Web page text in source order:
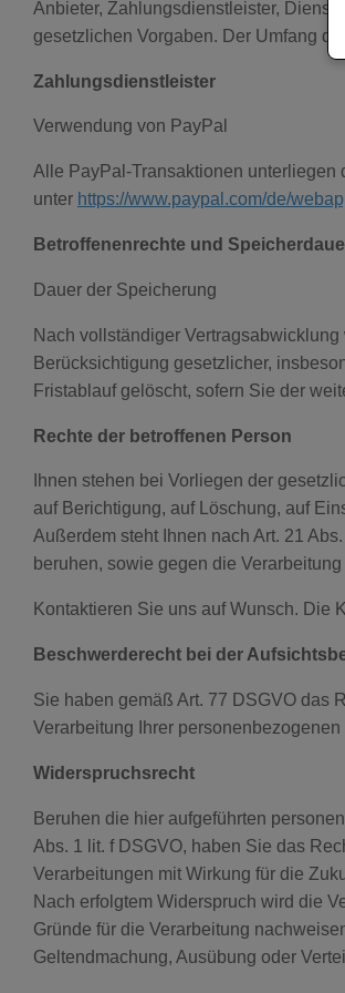
Anbieter, Zahlungsdienstleister,
gesetzlichen Vorgaben. Der Umfang
Zahlungsdienstleister
Verwendung von PayPal
Alle PayPal-Transaktionen
unter https://www.paypal.com/de/
Betroffenenrechte und
Dauer der Speicherung
Nach vollständiger
Berücksichtigung gesetzlicher,
Fristablauf gelöscht, sofern Sie der
Rechte der betroffenen Person
Ihnen stehen bei Vorliegen der
auf Berichtigung, auf Löschung, auf
Außerdem steht Ihnen nach Art. 21
beruhen, sowie gegen die
Kontaktieren Sie uns auf Wunsch. Die
Beschwerderecht bei der
Sie haben gemäß Art. 77 DSGVO das
Verarbeitung Ihrer
Widerspruchsrecht
Beruhen die hier aufgeführten
Abs. 1 lit. f DSGVO, haben Sie das
Verarbeitungen mit Wirkung für die
Nach erfolgtem Widerspruch wird die
Gründe für die Verarbeitung
Geltendmachung, Ausübung oder